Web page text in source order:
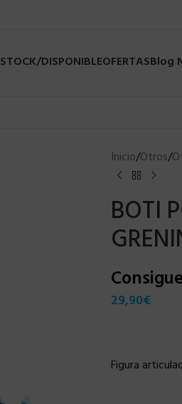
STOCK/DISPONIBLEOFERTASBlog
Inicio/Otros/
BOTI
29,90€
Figura